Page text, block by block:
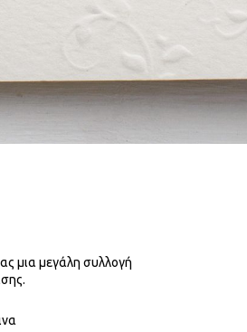
μια μεγάλη συλλογή